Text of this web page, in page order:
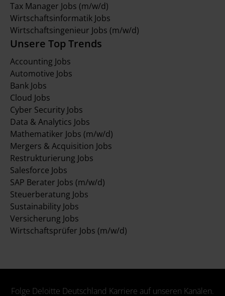
Tax Manager Jobs (m/w/d)
Wirtschaftsinformatik Jobs
Wirtschaftsingenieur Jobs (m/w/d)
Unsere Top Trends
Accounting Jobs
Automotive Jobs
Bank Jobs
Cloud Jobs
Cyber Security Jobs
Data & Analytics Jobs
Mathematiker Jobs (m/w/d)
Mergers & Acquisition Jobs
Restrukturierung Jobs
Salesforce Jobs
SAP Berater Jobs (m/w/d)
Steuerberatung Jobs
Sustainability Jobs
Versicherung Jobs
Wirtschaftsprüfer Jobs (m/w/d)
Folge Deloitte Deutschland Karriere auf unseren Kanälen.